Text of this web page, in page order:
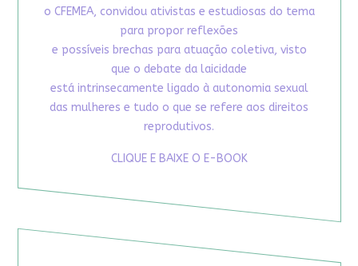
o CFEMEA, convidou ativistas e estudiosas do tema
para propor reflexões
e possíveis brechas para atuação coletiva, visto
que o debate da laicidade
está intrinsecamente ligado à autonomia sexual
das mulheres e tudo o que se refere aos direitos
reprodutivos.
CLIQUE E BAIXE O E-BOOK